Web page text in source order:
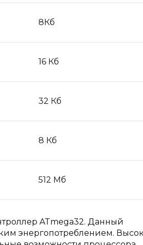
8Кб
16 Кб
32 Кб
8 Кб
512 Мб
ATmega32. Данный
энергопотреблением.